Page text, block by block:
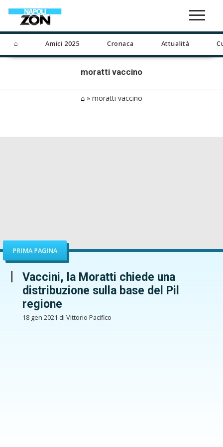
⌂ Amici 2025 Cronaca Attualità
moratti vaccino
⌂ » moratti vaccino
PRIMA PAGINA
Vaccini, la Moratti chiede una
distribuzione sulla base del Pil
regione
18 gen 2021 di Vittorio Pacifico